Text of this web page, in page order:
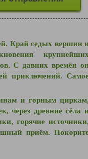
Край седых вершин
С давних времён
приключений.
и горным
через древние сёла
горячие
приём.